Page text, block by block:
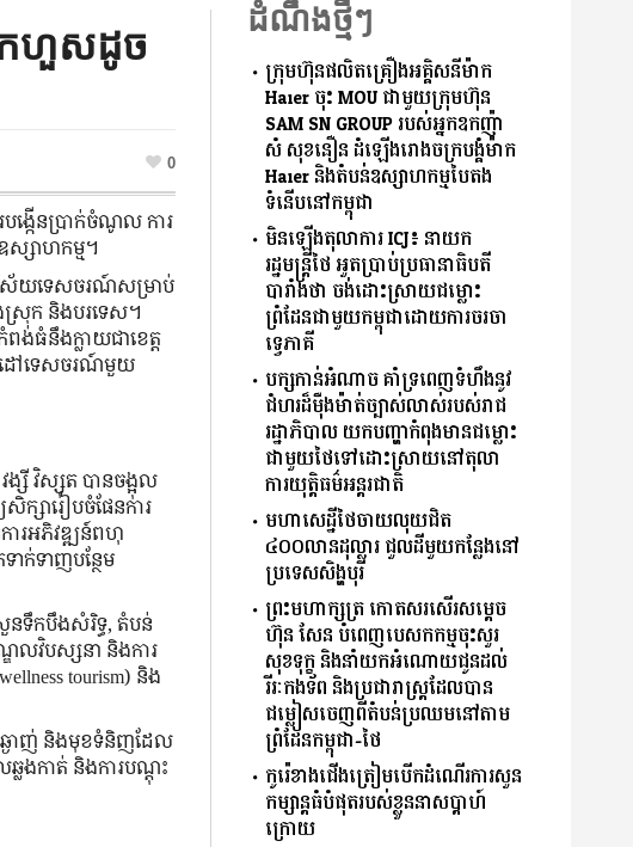
មកហួសដូច
0
ង្កើនប្រាក់ចំណូល ការ
ស្សាហកម្ម។
ន៍វិស័យទេសចរណ៍សម្រាប់
ងស្រុក និងបរទេស។
ង់ធំនឹងក្លាយជាខេត្ត
លដៅទេសចរណ៍មួយ
សី វិស្សុត បានចង្អុល
ក្សារៀបចំផែនការ
ារអភិវឌ្ឍន៍ពហុ
ាក់ទាញបន្ថែម
ទឹកបឹងសំរិទ្ធ, តំបន់
ឌលវិបស្សនា និងការ
tourism) និង
ឆ្ងាញ់ និងមុខទំនិញដែល
លងកាត់ និងការបណ្តុះ
ដំណឹងថ្មីៗ
ក្រុមហ៊ុនផលិតគ្រឿងអគ្គិសនីម៉ាក
Haier ចុះ MOU ជាមួយក្រុមហ៊ុន
SAM SN GROUP របស់អ្នកឧកញ៉ា
សំ សុខនឿន ដំឡើងរោងចក្របង្គំម៉ាក
Haier និងតំបន់ឧស្សាហកម្មបៃតង
ទំនើបនៅកម្ពុជា
មិនឡើងតុលាការ ICJ៖ នាយក
រដ្ឋមន្រ្តីថៃ អួតប្រាប់ប្រធានាធិបតី
បារាំងថា ចង់ដោះស្រាយជម្លោះ
ព្រំដែនជាមួយកម្ពុជាដោយការចរចា
ទ្វេភាគី
បក្សកាន់អំណាច គាំទ្រពេញទំហឹងនូវ
ជំហរដ៏ម៉ឺងម៉ាត់ច្បាស់លាស់របស់រាជ
រដ្ឋាភិបាល យកបញ្ហាកំពុងមានជម្លោះ
ជាមួយថៃទៅដោះស្រាយនៅតុលា
ការយុត្តិធម៌អន្តរជាតិ
មហាសេដ្ឋីថៃចាយលុយជិត
៤០០លានដុល្លារ ជួលដីមួយកន្លែងនៅ
ប្រទេសសិង្ហបុរី
ព្រះមហាក្សត្រ កោតសរសើរសម្តេច
ហ៊ុន សែន បំពេញបេសកកម្មចុះសួរ
សុខទុក្ខ និងនាំយកអំណោយជូនដល់
រីរៈកងទ័ព និងប្រជារាស្ត្រដែលបាន
ជម្លៀសចេញពីតំបន់ប្រឈមនៅតាម
ព្រំដែនកម្ពុជា-ថៃ
កូរ៉េខាងជើងត្រៀមបើកដំណើរការសួន
កម្សាន្តធំបំផុតរបស់ខ្លួននាសប្ដាហ៍
ក្រោយ